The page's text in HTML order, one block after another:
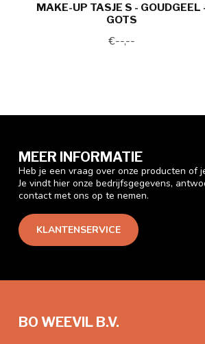
MAKE-UP TASJE S - GOUDGEEL
GOTS
€--,--
MEER INFORMATIE
Heb je een vraag over onze producten of
Je vindt hier onze bedrijfsgegevens,
contact met ons op te nemen.
KLANTENSERVICE
BO WEEVIL B.V.